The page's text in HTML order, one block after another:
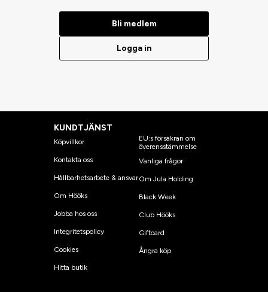
Bli medlem
Logga in
KUNDTJÄNST
Köpvillkor
Kontakta oss
Hållbarhetsarbete & ansvar
Om Hööks
Jobba hos oss
Integritetspolicy
Cookies
Hitta butik
EU:s försäkran om
överensstämmelse
Vanliga frågor
Om Jula Holding
Black Week
Club Hööks
Giftcard
Ångra köp